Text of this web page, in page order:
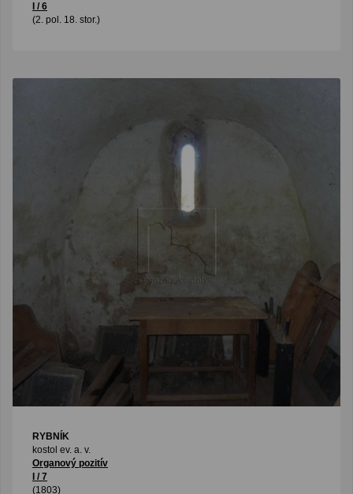
I / 6
(2. pol. 18. stor.)
RYBNÍK
kostol ev. a. v.
Organový pozitív
I / 7
(1803)